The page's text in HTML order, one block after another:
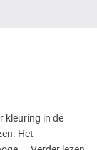
kleuring in de
Het